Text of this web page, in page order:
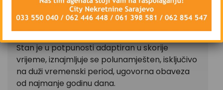
– Priključke kablovske televizije i interneta
Stan je u potpunosti adaptiran u skorije
vrijeme, iznajmljuje se polunamješten, isključivo
na duži vremenski period, ugovorna obaveza
od najmanje godinu dana.